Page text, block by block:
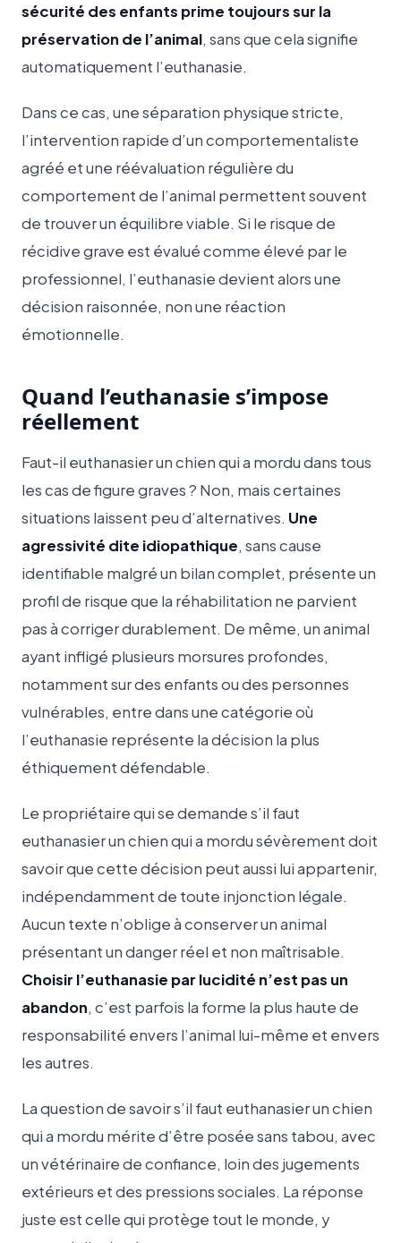
sécurité des enfants prime toujours sur la
préservation de l’animal, sans que cela signifie
automatiquement l’euthanasie.
Dans ce cas, une séparation physique stricte,
l’intervention rapide d’un comportementaliste
agréé et une réévaluation régulière du
comportement de l’animal permettent souvent
de trouver un équilibre viable. Si le risque de
récidive grave est évalué comme élevé par le
professionnel, l’euthanasie devient alors une
décision raisonnée, non une réaction
émotionnelle.
Quand l’euthanasie s’impose
réellement
Faut-il euthanasier un chien qui a mordu dans tous
les cas de figure graves ? Non, mais certaines
situations laissent peu d’alternatives. Une
agressivité dite idiopathique, sans cause
identifiable malgré un bilan complet, présente un
profil de risque que la réhabilitation ne parvient
pas à corriger durablement. De même, un animal
ayant infligé plusieurs morsures profondes,
notamment sur des enfants ou des personnes
vulnérables, entre dans une catégorie où
l’euthanasie représente la décision la plus
éthiquement défendable.
Le propriétaire qui se demande s’il faut
euthanasier un chien qui a mordu sévèrement doit
savoir que cette décision peut aussi lui appartenir,
indépendamment de toute injonction légale.
Aucun texte n’oblige à conserver un animal
présentant un danger réel et non maîtrisable.
Choisir l’euthanasie par lucidité n’est pas un
abandon, c’est parfois la forme la plus haute de
responsabilité envers l’animal lui-même et envers
les autres.
La question de savoir s’il faut euthanasier un chien
qui a mordu mérite d’être posée sans tabou, avec
un vétérinaire de confiance, loin des jugements
extérieurs et des pressions sociales. La réponse
juste est celle qui protège tout le monde, y